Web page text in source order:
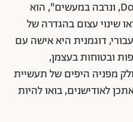
כחלק משיתוף הפעולה עם Dove, ונרבה במעשים", הוא
שינוי עצום בהגדרה של
דוגמנית היא אישה עם
ובטוחות בעצמן,
מפניה היפים של תעשיית
לאודישנים, בואו להיות